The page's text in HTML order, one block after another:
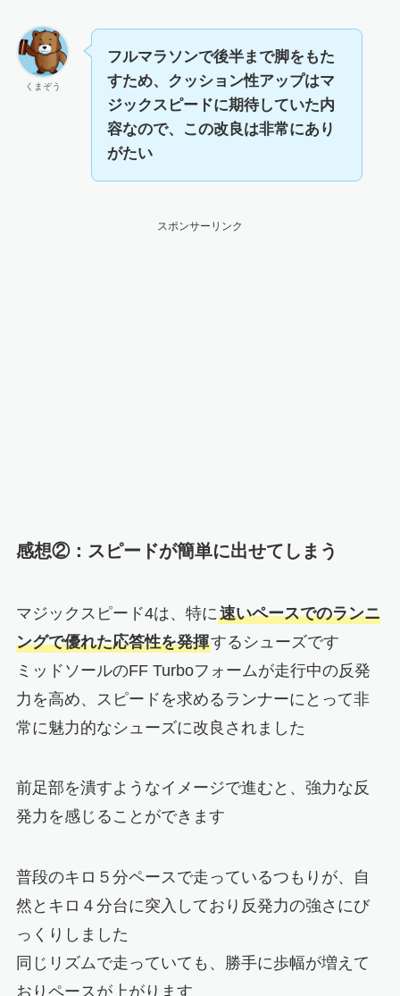
くまぞう
フルマラソンで後半まで脚をもた
すため、クッション性アップはマ
ジックスピードに期待していた内
容なので、この改良は非常にあり
がたい
スポンサーリンク
感想②：スピードが簡単に出せてしまう
マジックスピード4は、特に速いペースでのランニ
ングで優れた応答性を発揮するシューズです
ミッドソールのFF Turboフォームが走行中の反発
力を高め、スピードを求めるランナーにとって非
常に魅力的なシューズに改良されました
前足部を潰すようなイメージで進むと、強力な反
発力を感じることができます
普段のキロ５分ペースで走っているつもりが、自
然とキロ４分台に突入しており反発力の強さにび
っくりしました
同じリズムで走っていても、勝手に歩幅が増えて
おりペースが上がります